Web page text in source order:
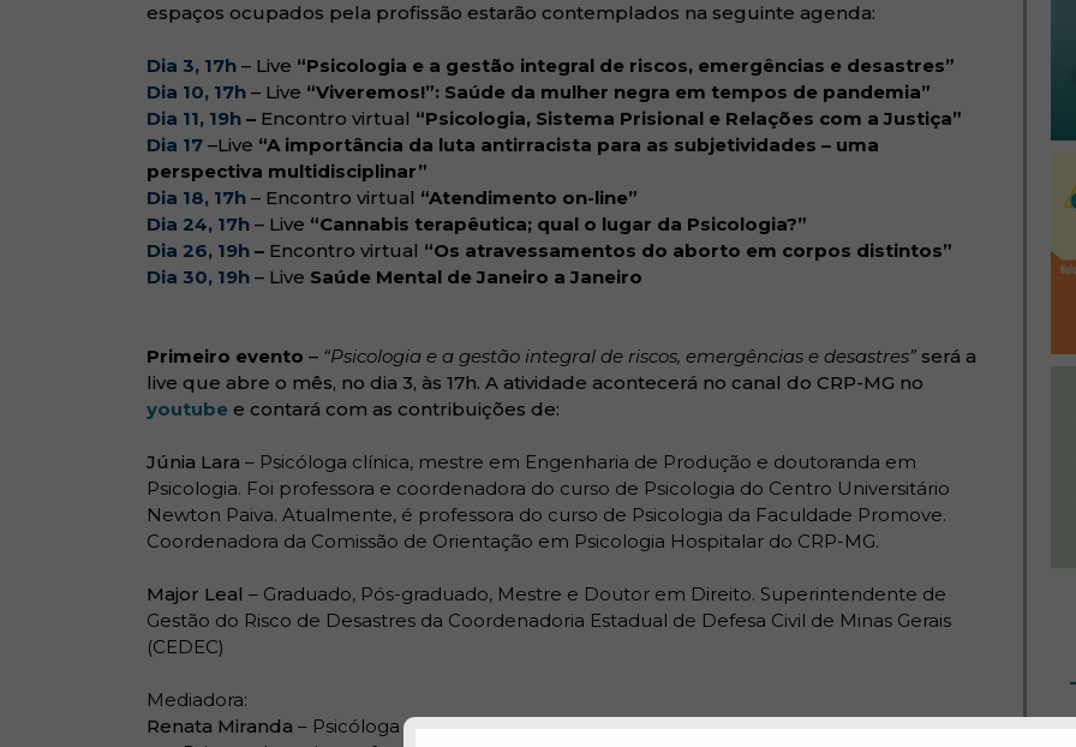
espaços ocupados pela profissão estarão contemplados na seguinte agenda:
Dia 3, 17h – Live “Psicologia e a gestão integral de riscos, emergências e desastres”
Dia 10, 17h – Live “Viveremos!”: Saúde da mulher negra em tempos de pandemia”
Dia 11, 19h – Encontro virtual “Psicologia, Sistema Prisional e Relações com a Justiça”
Dia 17 –Live “A importância da luta antirracista para as subjetividades – uma
perspectiva multidisciplinar”
Dia 18, 17h – Encontro virtual “Atendimento on-line”
Dia 24, 17h – Live “Cannabis terapêutica; qual o lugar da Psicologia?”
Dia 26, 19h – Encontro virtual “Os atravessamentos do aborto em corpos distintos”
Dia 30, 19h – Live Saúde Mental de Janeiro a Janeiro
Primeiro evento – “Psicologia e a gestão integral de riscos, emergências e desastres” será a
live que abre o mês, no dia 3, às 17h. A atividade acontecerá no canal do CRP-MG no
youtube(abre em nova janela)
e contará com as contribuições de:
Júnia Lara – Psicóloga clínica, mestre em Engenharia de Produção e doutoranda em
Psicologia. Foi professora e coordenadora do curso de Psicologia do Centro Universitário
Newton Paiva. Atualmente, é professora do curso de Psicologia da Faculdade Promove.
Coordenadora da Comissão de Orientação em Psicologia Hospitalar do CRP-MG.
Major Leal – Graduado, Pós-graduado, Mestre e Doutor em Direito. Superintendente de
Gestão do Risco de Desastres da Coordenadoria Estadual de Defesa Civil de Minas Gerais
(CEDEC)
Mediadora:
Renata Miranda – Psicóloga clínica, terapia breve e hipnoterapia, pedagoga, pós-graduada